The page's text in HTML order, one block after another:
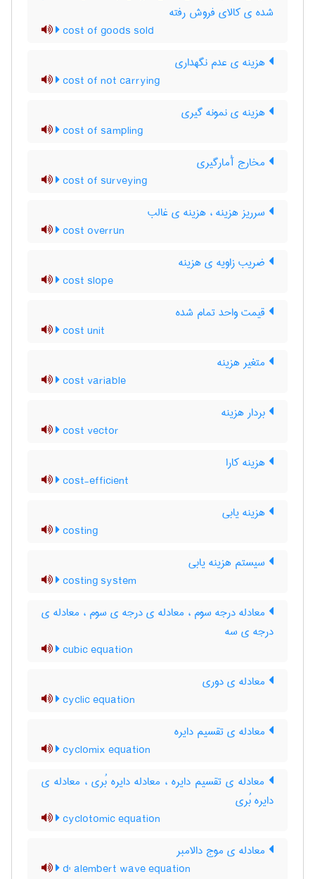
شده ی کالای فروش رفته
cost of goods sold
هزینه ی عدم نگهداری
cost of not carrying
هزینه ی نمونه گیری
cost of sampling
مخارج آْمارگیری
cost of surveying
سرریز هزینه ، هزینه ی غالب
cost overrun
ضریب زاویه ی هزینه
cost slope
قیمت واحد تمام شده
cost unit
متغیر هزینه
cost variable
بردار هزینه
cost vector
هزینه کارا
cost-efficient
هزینه یابی
costing
سیستم هزینه یابی
costing system
معادله درجه سوم ، معادله ی درجه ی سوم ، معادله ی
درجه ی سه
cubic equation
معادله ی دوری
cyclic equation
معادله ی تقسیم دایره
cyclomix equation
معادله ی تقسیم دایره ، معادله دایره بُری ، معادله ی
دایره بُری
cyclotomic equation
معادله ی موج دالامبر
d' alembert wave equation